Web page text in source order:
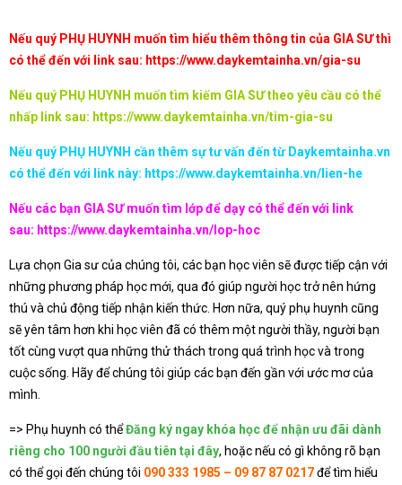
Nếu quý PHỤ HUYNH muốn tìm hiểu thêm thông tin của GIA SƯ thì
có thể đến với link sau: https://www.daykemtainha.vn/gia-su
Nếu quý PHỤ HUYNH muốn tìm kiếm GIA SƯ theo yêu cầu có thể
nhấp link sau: https://www.daykemtainha.vn/tim-gia-su
Nếu quý PHỤ HUYNH cần thêm sự tư vấn đến từ Daykemtainha.vn
có thể đến với link này: https://www.daykemtainha.vn/lien-he
Nếu các bạn GIA SƯ muốn tìm lớp để dạy có thể đến với link
sau: https://www.daykemtainha.vn/lop-hoc
Lựa chọn Gia sư của chúng tôi, các bạn học viên sẽ được tiếp cận với
những phương pháp học mới, qua đó giúp người học trở nên hứng
thú và chủ động tiếp nhận kiến thức. Hơn nữa, quý phụ huynh cũng
sẽ yên tâm hơn khi học viên đã có thêm một người thầy, người bạn
tốt cùng vượt qua những thử thách trong quá trình học và trong
cuộc sống. Hãy để chúng tôi giúp các bạn đến gần với ước mơ của
mình.
=> Phụ huynh có thểĐăng ký ngay khóa học để nhận ưu đãi dành
riêng cho 100 người đầu tiên tại đây, hoặc nếu có gì không rõ bạn
có thể gọi đến chúng tôi 090 333 1985 – 09 87 87 0217để tìm hiểu